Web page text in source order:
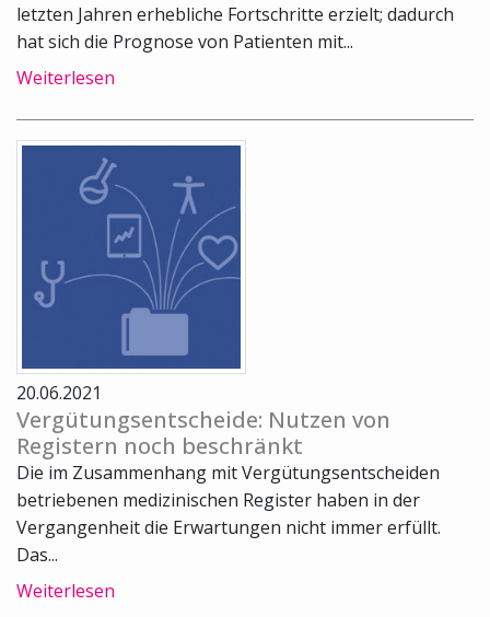
letzten Jahren erhebliche Fortschritte erzielt; dadurch
hat sich die Prognose von Patienten mit...
Weiterlesen
20.06.2021
Vergütungsentscheide: Nutzen von
Registern noch beschränkt
Die im Zusammenhang mit Vergütungsentscheiden
betriebenen medizinischen Register haben in der
Vergangenheit die Erwartungen nicht immer erfüllt.
Das...
Weiterlesen